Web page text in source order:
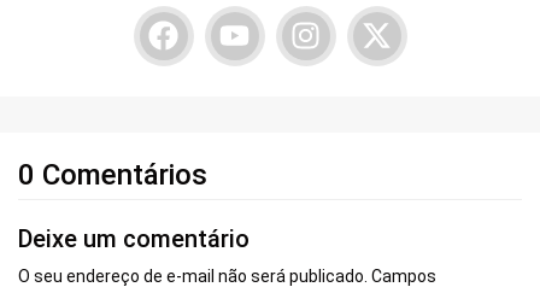
0 Comentários
Deixe um comentário
O seu endereço de e-mail não será publicado. Campos